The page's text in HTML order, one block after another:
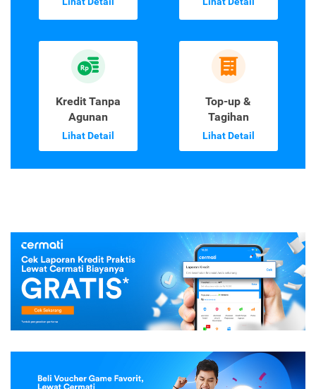
Kredit Tanpa
Agunan
Lihat Detail
Top-up &
Tagihan
Lihat Detail